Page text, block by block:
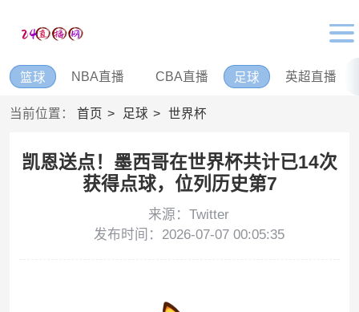
篮球 NBA直播 CBA直播 足球 英超直播
当前位置： 首页 足球 世界杯
凯恩送点！墨西哥在世界杯共计已14次
获得点球，位列历史第7
来源：Twitter
发布时间：2026-07-07 00:05:35